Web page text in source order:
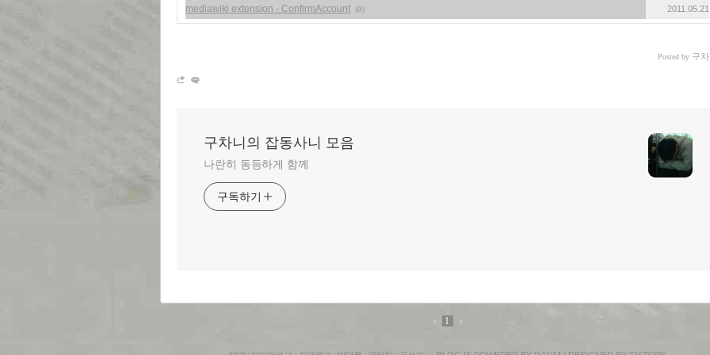
mediawiki extension - ConfirmAccount (0) 2011.05.21
Posted by 구
구차니의 잡동사니 모음
나란히 동등하게 함께
구독하기
1